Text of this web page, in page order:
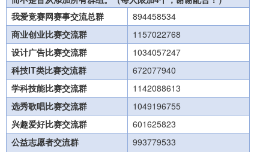
我爱竞赛网赛事交流总群
894458534
商业创业比赛交流群
1157022768
设计广告比赛交流群
1034057247
科技IT类比赛交流群
672077940
学科技能比赛交流群
1142088613
选秀歌唱比赛交流群
1049196755
兴趣爱好比赛交流群
601625823
公益志愿者交流群
993779533